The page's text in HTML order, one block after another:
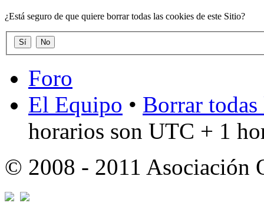
¿Está seguro de que quiere borrar todas las cookies de este Sitio?
Foro
El Equipo • Borrar
horarios son UTC + 1
© 2008 - 2011 Asociación